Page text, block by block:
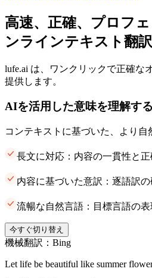
高速、正確、プロフ
ンラインテキスト翻訳
lufe.ai は、ワンクリックで正確な
提供します。
AIを活用した意味を理解す
コンテキストに基づいた、より自
長文に対応：内容の一貫性と
内容に基づいた意訳：逐語訳
流暢な自然言語：目標言語の
今すぐ切り替え
機械翻訳：Bing
Let life be beautiful like summer